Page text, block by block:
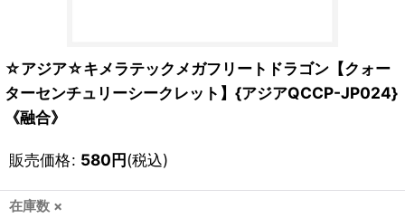
☆アジア☆キメラテックメガフリートドラゴン【クォー
ターセンチュリーシークレット】{アジアQCCP-JP024}
《融合》
販売価格: 580円(税込)
在庫数 ×